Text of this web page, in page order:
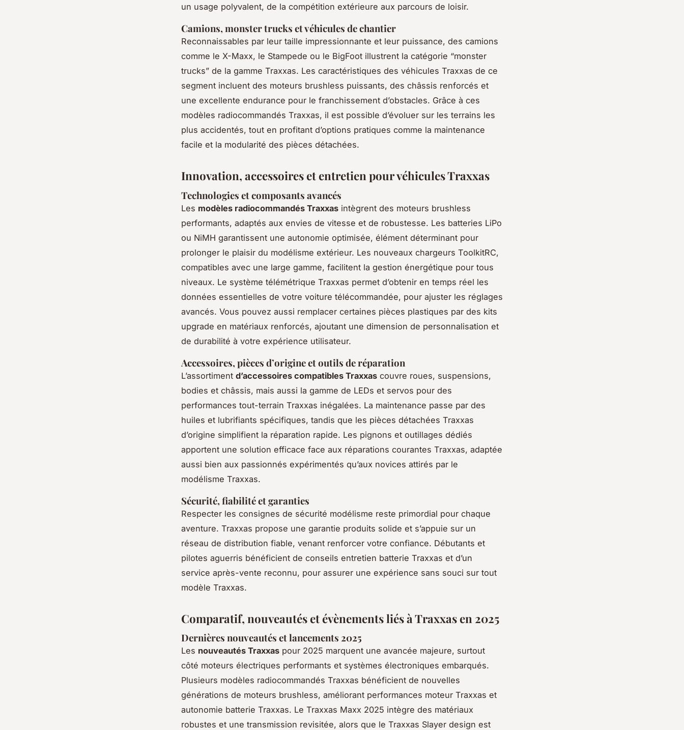
un usage polyvalent, de la compétition extérieure aux parcours de loisir.
Camions, monster trucks et véhicules de chantier
Reconnaissables par leur taille impressionnante et leur puissance, des camions
comme le X-Maxx, le Stampede ou le BigFoot illustrent la catégorie “monster
trucks” de la gamme Traxxas. Les caractéristiques des véhicules Traxxas de ce
segment incluent des moteurs brushless puissants, des châssis renforcés et
une excellente endurance pour le franchissement d’obstacles. Grâce à ces
modèles radiocommandés Traxxas, il est possible d’évoluer sur les terrains les
plus accidentés, tout en profitant d’options pratiques comme la maintenance
facile et la modularité des pièces détachées.
Innovation, accessoires et entretien pour véhicules Traxxas
Technologies et composants avancés
Les modèles radiocommandés Traxxas intègrent des moteurs brushless
performants, adaptés aux envies de vitesse et de robustesse. Les batteries LiPo
ou NiMH garantissent une autonomie optimisée, élément déterminant pour
prolonger le plaisir du modélisme extérieur. Les nouveaux chargeurs ToolkitRC,
compatibles avec une large gamme, facilitent la gestion énergétique pour tous
niveaux. Le système télémétrique Traxxas permet d’obtenir en temps réel les
données essentielles de votre voiture télécommandée, pour ajuster les réglages
avancés. Vous pouvez aussi remplacer certaines pièces plastiques par des kits
upgrade en matériaux renforcés, ajoutant une dimension de personnalisation et
de durabilité à votre expérience utilisateur.
Accessoires, pièces d’origine et outils de réparation
L’assortiment d’accessoires compatibles Traxxas couvre roues, suspensions,
bodies et châssis, mais aussi la gamme de LEDs et servos pour des
performances tout-terrain Traxxas inégalées. La maintenance passe par des
huiles et lubrifiants spécifiques, tandis que les pièces détachées Traxxas
d’origine simplifient la réparation rapide. Les pignons et outillages dédiés
apportent une solution efficace face aux réparations courantes Traxxas, adaptée
aussi bien aux passionnés expérimentés qu’aux novices attirés par le
modélisme Traxxas.
Sécurité, fiabilité et garanties
Respecter les consignes de sécurité modélisme reste primordial pour chaque
aventure. Traxxas propose une garantie produits solide et s’appuie sur un
réseau de distribution fiable, venant renforcer votre confiance. Débutants et
pilotes aguerris bénéficient de conseils entretien batterie Traxxas et d’un
service après-vente reconnu, pour assurer une expérience sans souci sur tout
modèle Traxxas.
Comparatif, nouveautés et évènements liés à Traxxas en 2025
Dernières nouveautés et lancements 2025
Les nouveautés Traxxas pour 2025 marquent une avancée majeure, surtout
côté moteurs électriques performants et systèmes électroniques embarqués.
Plusieurs modèles radiocommandés Traxxas bénéficient de nouvelles
générations de moteurs brushless, améliorant performances moteur Traxxas et
autonomie batterie Traxxas. Le Traxxas Maxx 2025 intègre des matériaux
robustes et une transmission revisitée, alors que le Traxxas Slayer design est